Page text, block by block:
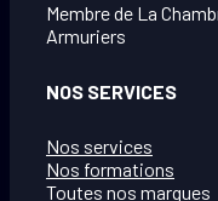
Membre de La
Armuriers
NOS SERVICES
Nos services
Nos formations
Toutes nos marques